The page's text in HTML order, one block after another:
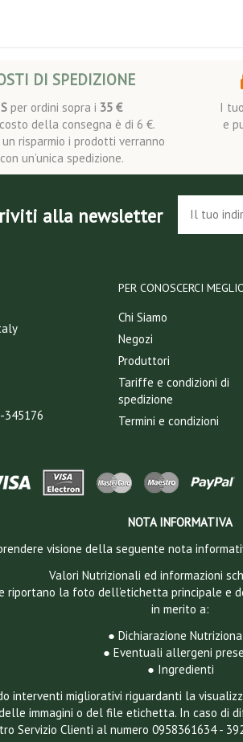
DI SPEDIZIONE
per ordini sopra i 35 €
della consegna è di 6 €.
risparmio i prodotti verranno
un’unica spedizione.
I
e
alla newsletter
345176
PER CONOSCERCI
Chi Siamo
Negozi
Produttori
Tariffe e condizioni di
spedizione
Termini e condizioni
NOTA INFORMATIVA
visione della seguente nota
Valori Nutrizionali ed informazioni
riportano la foto dell’etichetta principale
in merito a:
● Dichiarazione
● Eventuali allergeni
● Ingredienti
interventi migliorativi riguardanti la
immagini o del file etichetta. In caso di
Servizio Clienti al numero 0958361634 -